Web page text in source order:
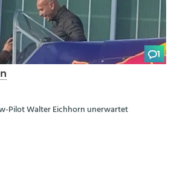
1
Pilot Walter Eichhorn unerwartet